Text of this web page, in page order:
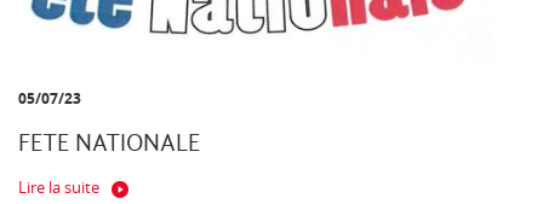
05/07/23
FETE NATIONALE
Lire la suite